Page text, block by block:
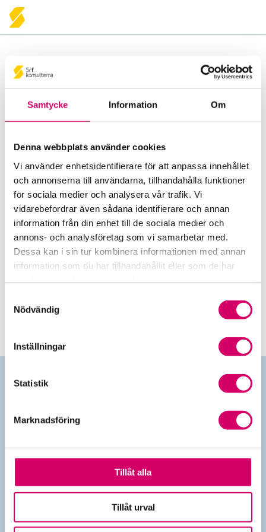
Samtycke Information Om
Denna webbplats använder cookies
Vi använder enhetsidentifierare för att anpassa innehållet
och annonserna till användarna, tillhandahålla funktioner
för sociala medier och analysera vår trafik. Vi
vidarebefordrar även sådana identifierare och annan
information från din enhet till de sociala medier och
annons- och analysföretag som vi samarbetar med.
Dessa kan i sin tur kombinera informationen med annan
information som du har tillhandahållit eller som de har
Nödvändig
Inställningar
Statistik
Marknadsföring
Tillåt alla
Tillåt urval
Rådgivning i affärsjuridik
Din varukorg
Varukorgen är tom!
Våra andra webbplatser
Tidningen Konsulten
Läs tidningen Konsulten i datorn, på läsplattan och
i mobilen.
Srf Redovisning
Digitala versionen av boken Srf Redovisning.
info@srfkonsult.se